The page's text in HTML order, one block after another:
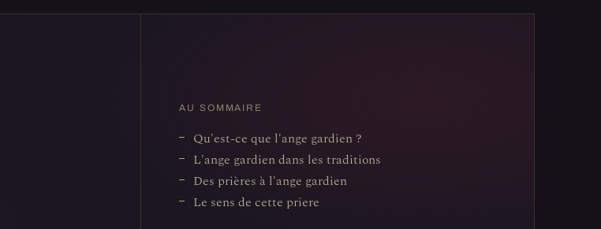
AU SOMMAIRE
Qu'est-ce que l'ange gardien ?
L'ange gardien dans les traditions
Des prières à l'ange gardien
Le sens de cette priere